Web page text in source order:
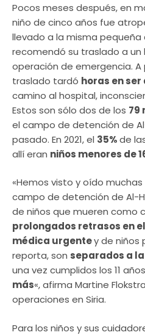
Pocos meses después, en
niño de cinco años fue
llevado a la misma pequeña
recomendó su traslado a un
operación de emergencia. A
traslado tardó horas en
camino al hospital,
Estos son sólo dos de los 79
el campo de detención de
pasado. En 2021, el 35%de
allí eran niños menores de
«Hemos visto y oído
campo de detención de Al-
de niños que mueren como
prolongados retrasos en
médica urgentey de niños
reporta, son separados a
una vez cumplidos los 11
más«, afirma Martine
operaciones en Siria.
Para los niños y sus